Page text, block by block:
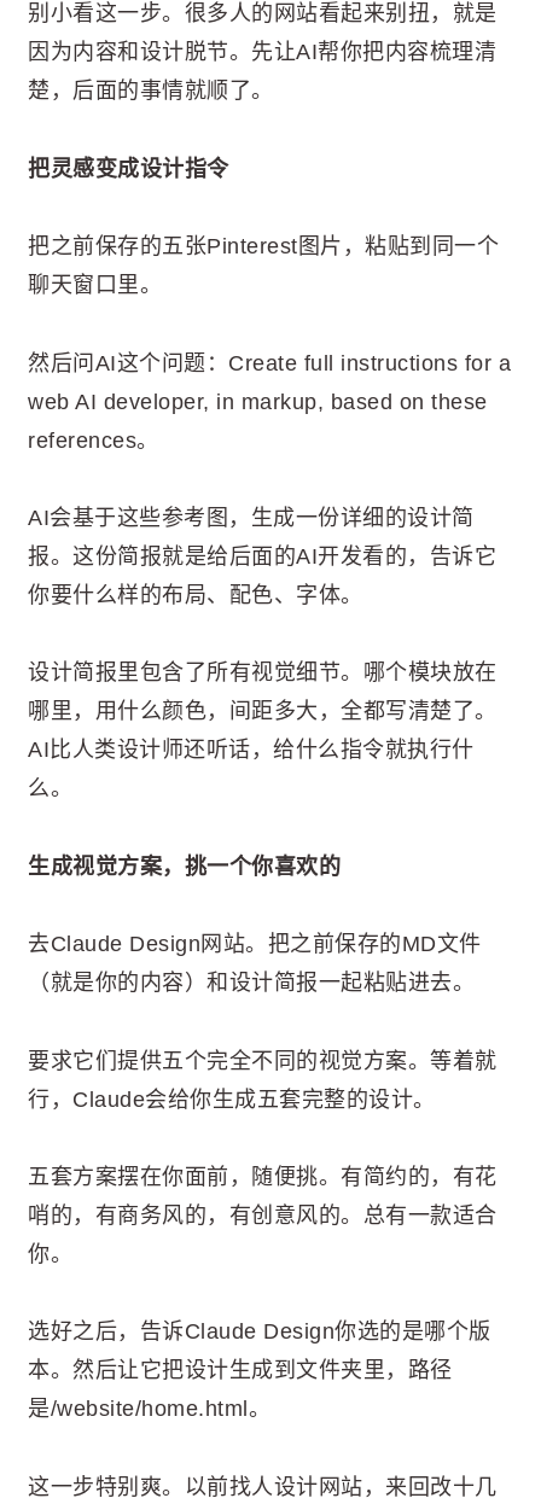
别小看这一步。很多人的网站看起来别扭，就是
因为内容和设计脱节。先让AI帮你把内容梳理清
楚，后面的事情就顺了。
把灵感变成设计指令
把之前保存的五张Pinterest图片，粘贴到同一个
聊天窗口里。
然后问AI这个问题：Create full instructions for a
web AI developer, in markup, based on these
references。
AI会基于这些参考图，生成一份详细的设计简
报。这份简报就是给后面的AI开发看的，告诉它
你要什么样的布局、配色、字体。
设计简报里包含了所有视觉细节。哪个模块放在
哪里，用什么颜色，间距多大，全都写清楚了。
AI比人类设计师还听话，给什么指令就执行什
么。
生成视觉方案，挑一个你喜欢的
去Claude Design网站。把之前保存的MD文件
（就是你的内容）和设计简报一起粘贴进去。
要求它们提供五个完全不同的视觉方案。等着就
行，Claude会给你生成五套完整的设计。
五套方案摆在你面前，随便挑。有简约的，有花
哨的，有商务风的，有创意风的。总有一款适合
你。
选好之后，告诉Claude Design你选的是哪个版
本。然后让它把设计生成到文件夹里，路径
是/website/home.html。
这一步特别爽。以前找人设计网站，来回改十几